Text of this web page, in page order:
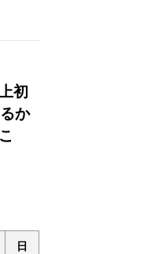
初
か
日